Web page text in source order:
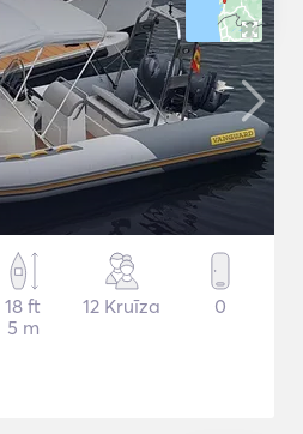
18 ft
5 m
12 Kruīza 0